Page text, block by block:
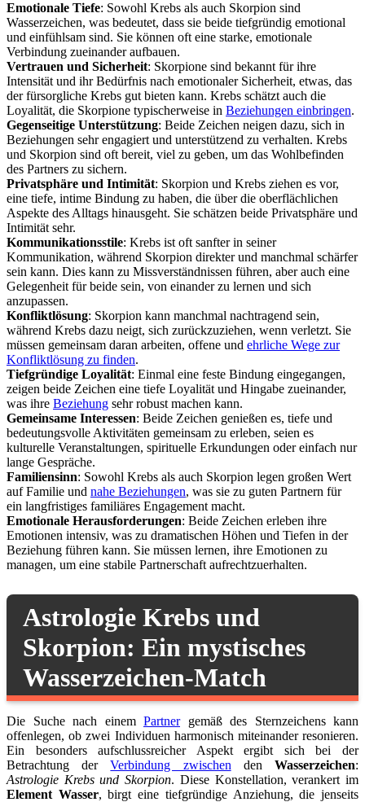
Emotionale Tiefe: Sowohl Krebs als auch Skorpion sind
Wasserzeichen, was bedeutet, dass sie beide tiefgründig emotional
und einfühlsam sind. Sie können oft eine starke, emotionale
Verbindung zueinander aufbauen.
Vertrauen und Sicherheit: Skorpione sind bekannt für ihre
Intensität und ihr Bedürfnis nach emotionaler Sicherheit, etwas, das
der fürsorgliche Krebs gut bieten kann. Krebs schätzt auch die
Loyalität, die Skorpione typischerweise in Beziehungen einbringen.
Gegenseitige Unterstützung: Beide Zeichen neigen dazu, sich in
Beziehungen sehr engagiert und unterstützend zu verhalten. Krebs
und Skorpion sind oft bereit, viel zu geben, um das Wohlbefinden
des Partners zu sichern.
Privatsphäre und Intimität: Skorpion und Krebs ziehen es vor,
eine tiefe, intime Bindung zu haben, die über die oberflächlichen
Aspekte des Alltags hinausgeht. Sie schätzen beide Privatsphäre und
Intimität sehr.
Kommunikationsstile: Krebs ist oft sanfter in seiner
Kommunikation, während Skorpion direkter und manchmal schärfer
sein kann. Dies kann zu Missverständnissen führen, aber auch eine
Gelegenheit für beide sein, von einander zu lernen und sich
anzupassen.
Konfliktlösung: Skorpion kann manchmal nachtragend sein,
während Krebs dazu neigt, sich zurückzuziehen, wenn verletzt. Sie
müssen gemeinsam daran arbeiten, offene und ehrliche Wege zur
Konfliktlösung zu finden.
Tiefgründige Loyalität: Einmal eine feste Bindung eingegangen,
zeigen beide Zeichen eine tiefe Loyalität und Hingabe zueinander,
was ihre Beziehung sehr robust machen kann.
Gemeinsame Interessen: Beide Zeichen genießen es, tiefe und
bedeutungsvolle Aktivitäten gemeinsam zu erleben, seien es
kulturelle Veranstaltungen, spirituelle Erkundungen oder einfach nur
lange Gespräche.
Familiensinn: Sowohl Krebs als auch Skorpion legen großen Wert
auf Familie und nahe Beziehungen, was sie zu guten Partnern für
ein langfristiges familiäres Engagement macht.
Emotionale Herausforderungen: Beide Zeichen erleben ihre
Emotionen intensiv, was zu dramatischen Höhen und Tiefen in der
Beziehung führen kann. Sie müssen lernen, ihre Emotionen zu
managen, um eine stabile Partnerschaft aufrechtzuerhalten.
Astrologie Krebs und
Skorpion: Ein mystisches
Wasserzeichen-Match
Die Suche nach einem Partnergemäß des Sternzeichens kann
offenlegen, ob zwei Individuen harmonisch miteinander resonieren.
Ein besonders aufschlussreicher Aspekt ergibt sich bei der
Betrachtung derVerbindung zwischen denWasserzeichen:
Astrologie Krebs und Skorpion. Diese Konstellation, verankert im
Element Wasser, birgt eine tiefgründige Anziehung, die jenseits